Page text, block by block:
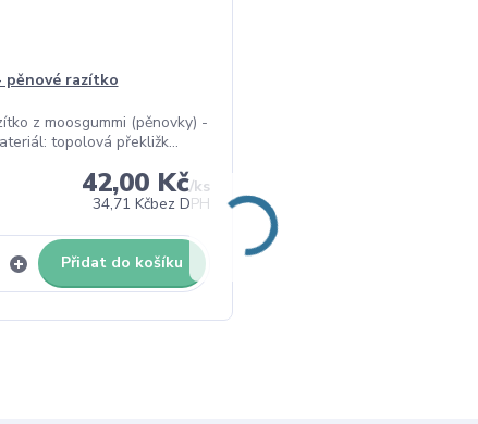
pěnové razítko
z moosgummi (pěnovky) -
topolová překližk...
42,00 Kč/ks
34,71 Kčbez DPH
Přidat do košíku